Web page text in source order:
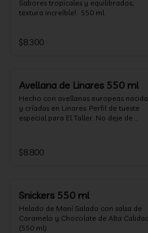
Sabores tropicales y equilibrados,
textura increíble!.  550 ml
$8.300
Avellana de Linares 550 ml
Hecho con avellanas europeas
y críadas en Linares. Perfil de tueste
especial para El Taller. No deje de
$8.800
Snickers 550 ml
Helado de Maní Salado con salsa de
Caramelo y Chocolate de Alta Calidad.
(550 ml)